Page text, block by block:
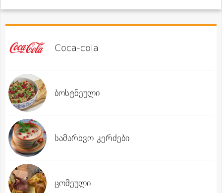
Coca-cola
ბოსტნეული
სამარხვო კერძები
ცომეული